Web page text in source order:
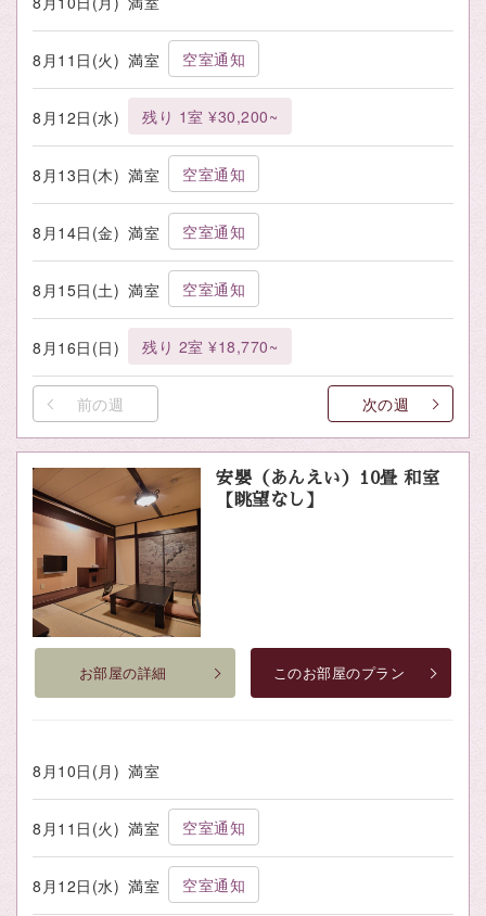
8月11日(火) 満室 空室通知
8月12日(水) 残り 1室 ¥30,200~
8月13日(木) 満室 空室通知
8月14日(金) 満室 空室通知
8月15日(土) 満室 空室通知
8月16日(日) 残り 2室 ¥18,770~
前の週 次の週
安嬰（あんえい）10畳 和室
【眺望なし】
お部屋の詳細 このお部屋のプラン
8月10日(月) 満室
8月11日(火) 満室 空室通知
8月12日(水) 満室 空室通知